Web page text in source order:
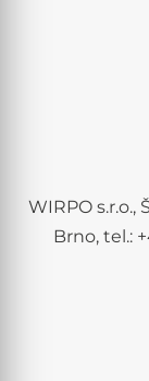
WIRPO s.r.o.,
Brno, tel.: